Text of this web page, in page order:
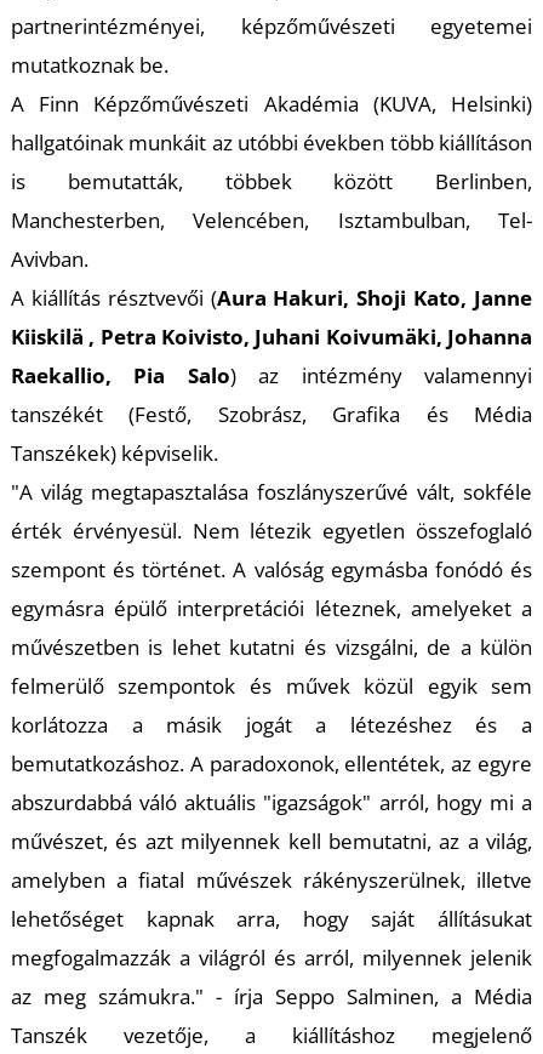
partnerintézményei, képzőművészeti egyetemei
mutatkoznak be.
A Finn Képzőművészeti Akadémia (KUVA, Helsinki)
hallgatóinak munkáit az utóbbi években több kiállításon
is bemutatták, többek között Berlinben,
Manchesterben, Velencében, Isztambulban, Tel-
Avivban.
A kiállítás résztvevői (Aura Hakuri, Shoji Kato, Janne
Kiiskilä , Petra Koivisto, Juhani Koivumäki, Johanna
Raekallio, Pia Salo) az intézmény valamennyi
tanszékét (Festő, Szobrász, Grafika és Média
Tanszékek) képviselik.
"A világ megtapasztalása foszlányszerűvé vált, sokféle
érték érvényesül. Nem létezik egyetlen összefoglaló
szempont és történet. A valóság egymásba fonódó és
egymásra épülő interpretációi léteznek, amelyeket a
művészetben is lehet kutatni és vizsgálni, de a külön
felmerülő szempontok és művek közül egyik sem
korlátozza a másik jogát a létezéshez és a
bemutatkozáshoz. A paradoxonok, ellentétek, az egyre
abszurdabbá váló aktuális "igazságok" arról, hogy mi a
művészet, és azt milyennek kell bemutatni, az a világ,
amelyben a fiatal művészek rákényszerülnek, illetve
lehetőséget kapnak arra, hogy saját állításukat
megfogalmazzák a világról és arról, milyennek jelenik
az meg számukra." - írja Seppo Salminen, a Média
Tanszék vezetője, a kiállításhoz megjelenő